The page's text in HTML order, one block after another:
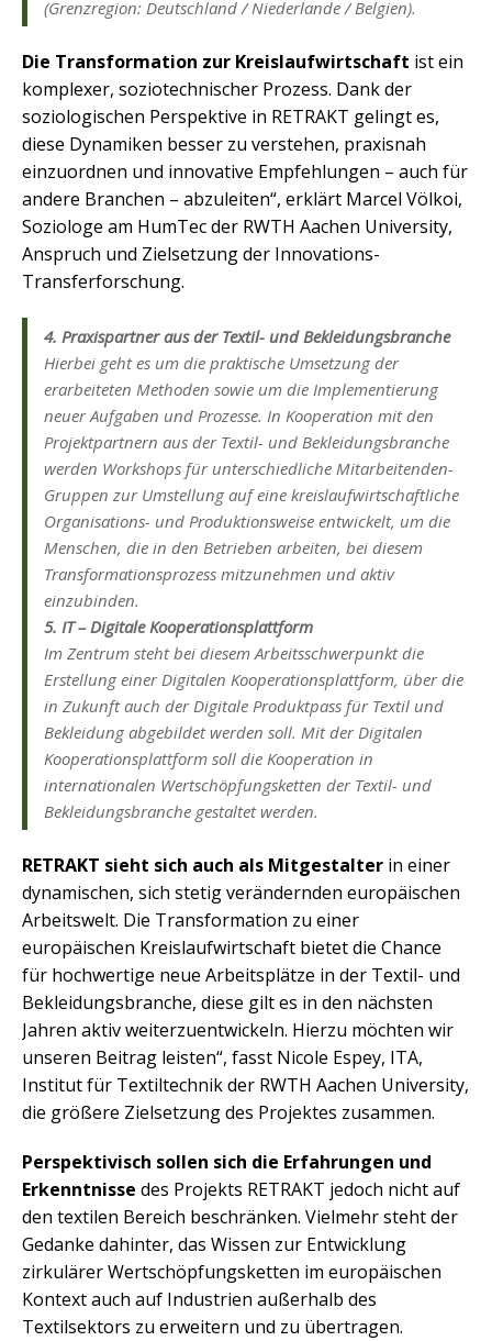
(Grenzregion: Deutschland / Niederlande / Belgien).
Die Transformation zur Kreislaufwirtschaft ist ein
komplexer, soziotechnischer Prozess. Dank der
soziologischen Perspektive in RETRAKT gelingt es,
diese Dynamiken besser zu verstehen, praxisnah
einzuordnen und innovative Empfehlungen – auch für
andere Branchen – abzuleiten“, erklärt Marcel Völkoi,
Soziologe am HumTec der RWTH Aachen University,
Anspruch und Zielsetzung der Innovations-
Transferforschung.
4. Praxispartner aus der Textil- und Bekleidungsbranche
Hierbei geht es um die praktische Umsetzung der
erarbeiteten Methoden sowie um die Implementierung
neuer Aufgaben und Prozesse. In Kooperation mit den
Projektpartnern aus der Textil- und Bekleidungsbranche
werden Workshops für unterschiedliche Mitarbeitenden-
Gruppen zur Umstellung auf eine kreislaufwirtschaftliche
Organisations- und Produktionsweise entwickelt, um die
Menschen, die in den Betrieben arbeiten, bei diesem
Transformationsprozess mitzunehmen und aktiv
einzubinden.
5. IT – Digitale Kooperationsplattform
Im Zentrum steht bei diesem Arbeitsschwerpunkt die
Erstellung einer Digitalen Kooperationsplattform, über die
in Zukunft auch der Digitale Produktpass für Textil und
Bekleidung abgebildet werden soll. Mit der Digitalen
Kooperationsplattform soll die Kooperation in
internationalen Wertschöpfungsketten der Textil- und
Bekleidungsbranche gestaltet werden.
RETRAKT sieht sich auch als Mitgestalter in einer
dynamischen, sich stetig verändernden europäischen
Arbeitswelt. Die Transformation zu einer
europäischen Kreislaufwirtschaft bietet die Chance
für hochwertige neue Arbeitsplätze in der Textil- und
Bekleidungsbranche, diese gilt es in den nächsten
Jahren aktiv weiterzuentwickeln. Hierzu möchten wir
unseren Beitrag leisten“, fasst Nicole Espey, ITA,
Institut für Textiltechnik der RWTH Aachen University,
die größere Zielsetzung des Projektes zusammen.
Perspektivisch sollen sich die Erfahrungen und
Erkenntnisse des Projekts RETRAKT jedoch nicht auf
den textilen Bereich beschränken. Vielmehr steht der
Gedanke dahinter, das Wissen zur Entwicklung
zirkulärer Wertschöpfungsketten im europäischen
Kontext auch auf Industrien außerhalb des
Textilsektors zu erweitern und zu übertragen.